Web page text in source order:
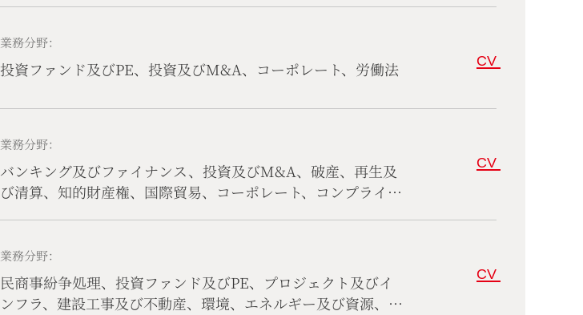
ト、独占禁止及び競争法、国際貿易、税務及び税関、ファミリ
ーウェルスマネージメント、労働法、医療、製薬及びバイオテ
クノロジー
業務分野：
投資ファンド及びPE、投資及びM&A、コーポレート、労働法 CV
業務分野：
バンキング及びファイナンス、投資及びM&A、破産、再生及
び清算、知的財産権、国際貿易、コーポレート、コンプライア
CV
業務分野：
民商事紛争処理、投資ファンド及びPE、プロジェクト及びイ
ンフラ、建設工事及び不動産、環境、エネルギー及び資源、コ
CV